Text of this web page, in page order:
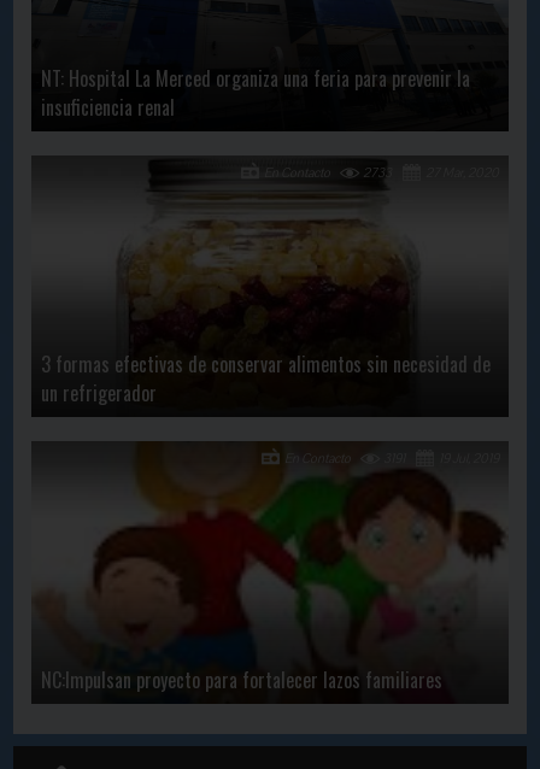
NT: Hospital La Merced organiza una feria para prevenir la
insuficiencia renal
3 formas efectivas de conservar alimentos sin necesidad de
un refrigerador
2733
En Contacto
NC:Impulsan proyecto para fortalecer lazos familiares
En Contacto